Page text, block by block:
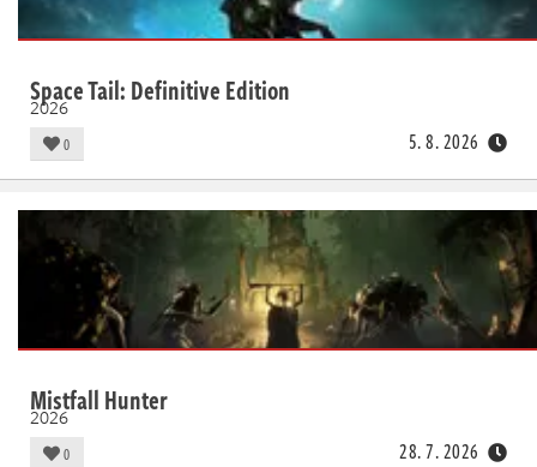
Space Tail: Definitive Edition
2026
0 5. 8. 2026
Mistfall Hunter
2026
0 28. 7. 2026